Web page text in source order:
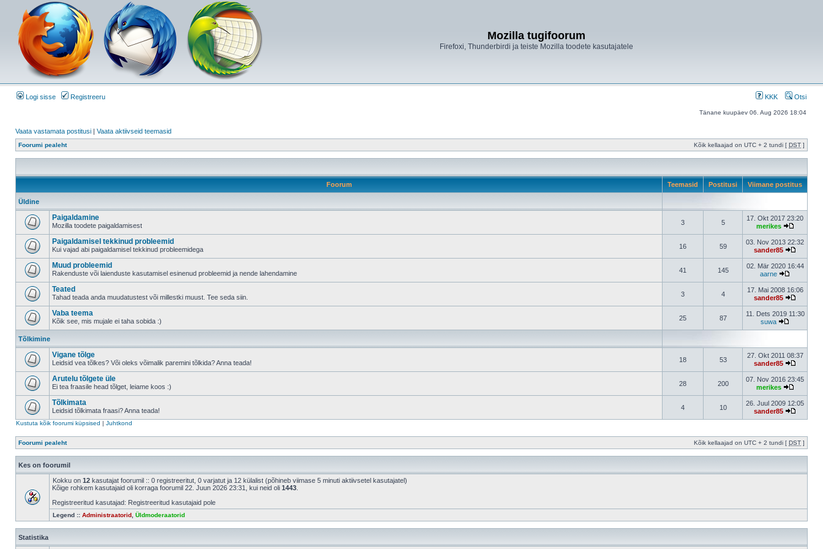
Mozilla tugifoorum
Firefoxi, Thunderbirdi ja teiste Mozilla toodete kasutajatele
Logi sisse Registreeru KKK Otsi
Tänane kuupäev 06. Aug 2026 18:04
Vaata vastamata postitusi | Vaata aktiivseid teemasid
Foorumi pealeht Kõik kellaajad on UTC + 2 tundi [ DST ]
Foorum Teemasid Postitusi Viimane postitus
Üldine
Paigaldamine
Mozilla toodete paigaldamisest 3 5
17. Okt 2017 23:20
merikes
Paigaldamisel tekkinud probleemid
Kui vajad abi paigaldamisel tekkinud probleemidega 16 59
03. Nov 2013 22:32
sander85
Muud probleemid
Rakenduste või laienduste kasutamisel esinenud probleemid ja nende lahendamine 41 145
02. Mär 2020 16:44
aarne
Teated
Tahad teada anda muudatustest või millestki muust. Tee seda siin. 3 4
17. Mai 2008 16:06
sander85
Vaba teema
Kõik see, mis mujale ei taha sobida :) 25 87
11. Dets 2019 11:30
suwa
Tõlkimine
Vigane tõlge
Leidsid vea tõlkes? Või oleks võimalik paremini tõlkida? Anna teada! 18 53
27. Okt 2011 08:37
sander85
Arutelu tõlgete üle
Ei tea fraasile head tõlget, leiame koos :) 28 200
07. Nov 2016 23:45
merikes
Tõlkimata
Leidsid tõlkimata fraasi? Anna teada! 4 10
26. Juul 2009 12:05
sander85
Kustuta kõik foorumi küpsised | Juhtkond
Foorumi pealeht Kõik kellaajad on UTC + 2 tundi [ DST ]
Kes on foorumil
Kokku on 12 kasutajat foorumil :: 0 registreeritut, 0 varjatut ja 12 külalist (põhineb viimase 5 minuti aktiivsetel kasutajatel)
Kõige rohkem kasutajaid oli korraga foorumil 22. Juun 2026 23:31, kui neid oli 1443
Registreeritud kasutajad: Registreeritud kasutajaid pole
Legend :: Administraatorid Üldmoderaatorid
Statistika